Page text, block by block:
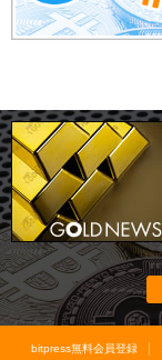
bitpress無料会員登録